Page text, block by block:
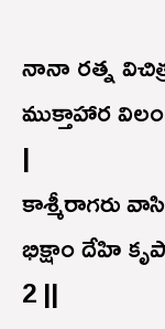
నానా రత్న
ముక్తాహార
|
కాశ్మీరాగరు
భిక్షాం దేహి
2 ||